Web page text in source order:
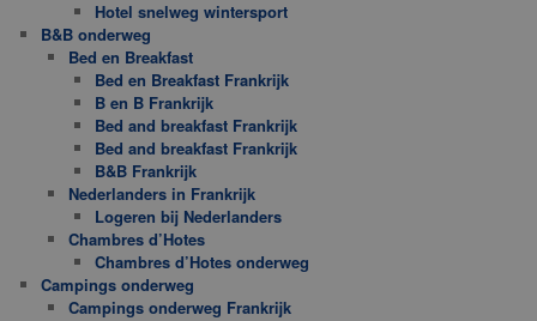
Hotel snelweg wintersport
B&B onderweg
Bed en Breakfast
Bed en Breakfast Frankrijk
B en B Frankrijk
Bed and breakfast Frankrijk
Bed and breakfast Frankrijk
B&B Frankrijk
Nederlanders in Frankrijk
Logeren bij Nederlanders
Chambres d’Hotes
Chambres d’Hotes onderweg
Campings onderweg
Campings onderweg Frankrijk